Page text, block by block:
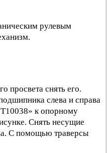
рулевым
просвета снять его.
слева и справа
к опорному
Снять несущие
С помощью траверсы